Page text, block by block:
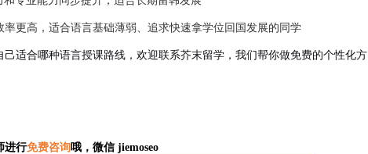
率更高，适合语言基础薄弱、追求快速拿学位回国发展的同学
适合哪种语言授课路线，欢迎联系芥末留学，我们帮你做免费的个性化方
进行免费咨询哦，微信 jiemoseo